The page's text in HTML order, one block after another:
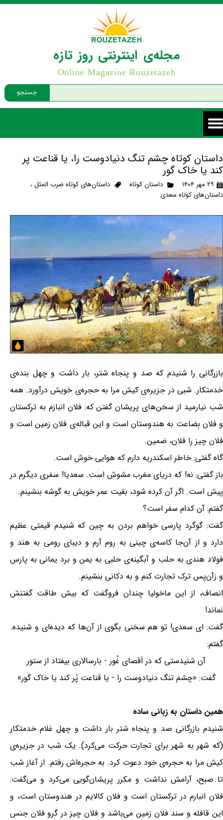
جستجو
مجله‌ی اینترنتی روز تازه
Online Magazine Rouzetazeh
داستان کوتاه چشم تنگ دنیادوست را، یا قناعت پر
کند یا خاک گور
۲۹ مهر ۱۴۰۴ داستان کوتاه داستان‌های کوتاه ضرب المثل،
داستان‌های کوتاه سعدی
بازرگانی را شنیدم که صد و پنجاه شتر، بار داشت و چهل بنده‌ی
خدمتکار. شبی در جزیره‌ی کیش مرا به حجره‌ی خویش در‌آورد. همه
شب نیارمید از سخن‌های پریشان گفتن که: فلان انبازم به ترکستان
و فلان بِضاعت به هندوستان است و این قباله‌ی فلان زمین است و
فلان چیز را فلان، ضمین.
گاه گفتی: خاطر اسکندریه دارم که هوایی خوش است.
باز گفتی: نه! که دریای مغرب مشوش است. سعدیا! سفری دیگرم در
پیش است. اگر آن کرده شود، بقیت عمر خویش به گوشه بنشینم.
گفتم: آن کدام سفر است؟
گفت: گوگرد پارسی خواهم بردن به چین که شنیدم قیمتی عظیم
دارد و از آن‌جا کاسه‌ی چینی به روم آرم و دیبای رومی به هند و
فولاد هندی به حلب و آبگینه‌ی حلبی به یمن و برد یمانی به پارس
و زآن‌پس ترک تجارت کنم و به دکانی بنشینم.
انصاف، از این ماخولیا چندان فرو‌گفت که بیش طاقت گفتنش
نماند!
گفت: ای سعدی! تو هم سخنی بگوی از آن‌ها که دیده‌ای و شنیده.
گفتم:
آن شنیدستی که در اَقصای غُور - بارسالاری بیفتاد از ستور
گفت: «چشم تنگ دنیادوست را - یا قناعت پُر کند یا خاک گور»
همین داستان به زبانی ساده
شنیدم بازرگانی صد و پنجاه شتر بار داشت و چهل غلام خدمتکار
(که شهر به شهر برای تجارت حرکت می‌کرد). یک شب در جزیره‌ی
کیش مرا به حجره‌ی خود دعوت کرد. به حجره‌اش رفتم. از آغاز شب
تا صبح، آرامش نداشت و مکرر پریشان‌گویی می‌کرد و می‌گفت:
فلان انبارم در ترکستان است و فلان کالایم در هندوستان است، و
این قافله و سند فلان زمین می‌باشد و فلان چیز در گرو فلان جنس